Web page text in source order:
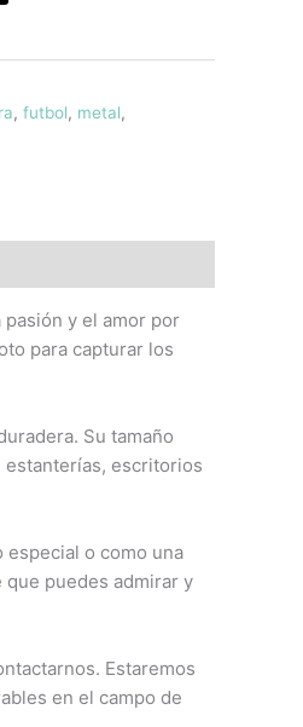
,futbol, metal,
y el amor por
para capturar los
Su tamaño
estanterías, escritorios
especial o como una
puedes admirar y
Estaremos
en el campo de